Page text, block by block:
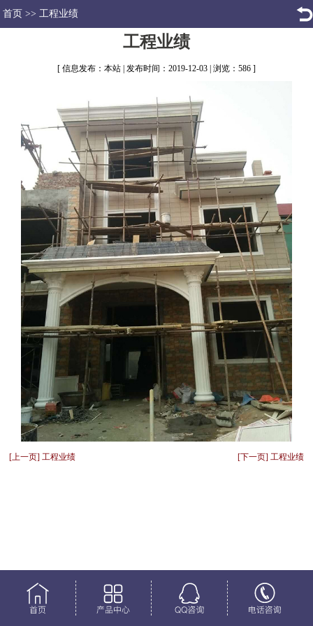
首页 >> 工程业绩
工程业绩
[ 信息发布：本站 | 发布时间：2019-12-03 | 浏览：586 ]
[上一页] 工程业绩 [下一页] 工程业绩